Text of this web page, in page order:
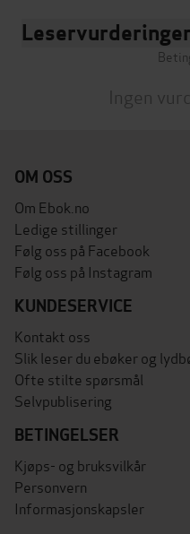
Leservurderinger
Ingen
OM OSS
Om Ebok.no
Ledige stillinger
Følg oss på Facebook
Følg oss på Instagram
KUNDESERVICE
Kontakt oss
Slik leser du ebøker og
Ofte stilte spørsmål
Selvpublisering
BETINGELSER
Kjøps- og bruksvilkår
Personvern
Informasjonskapsler